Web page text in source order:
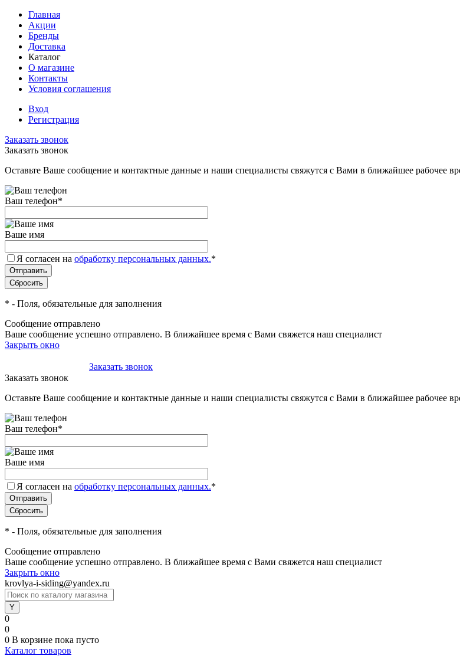
Главная
Акции
Бренды
Доставка
Каталог
О магазине
Контакты
Условия соглашения
Вход
Регистрация
Заказать звонок
Заказать звонок
Оставьте Ваше сообщение и контактные данные и наши специалисты свяжутся с Вами в ближайшее рабочее
Ваш телефон*
Ваше имя
Я согласен на обработку персональных данных.*
* - Поля, обязательные для заполнения
Сообщение отправлено
Ваше сообщение успешно отправлено. В ближайшее время с Вами свяжется наш специалист
Закрыть окно
Заказать звонок
Заказать звонок
Оставьте Ваше сообщение и контактные данные и наши специалисты свяжутся с Вами в ближайшее рабочее
Ваш телефон*
Ваше имя
Я согласен на обработку персональных данных.*
* - Поля, обязательные для заполнения
Сообщение отправлено
Ваше сообщение успешно отправлено. В ближайшее время с Вами свяжется наш специалист
Закрыть окно
krovlya-i-siding@yandex.ru
0
0
0 В корзине пока пусто
Каталог товаров